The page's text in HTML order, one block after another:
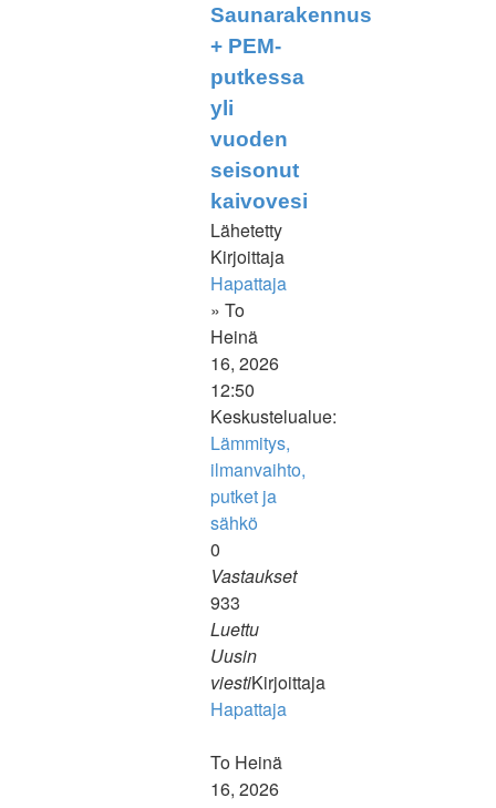
Saunarakennus
+ PEM-
putkessa
yli
vuoden
seisonut
kaivovesi
Lähetetty
Kirjoittaja
Hapattaja
» To
Heinä
16, 2026
12:50
Keskustelualue:
Lämmitys,
ilmanvaihto,
putket ja
sähkö
0
Vastaukset
933
Luettu
Uusin
viestiKirjoittaja
Hapattaja
Näytä
uusin
To Heinä
16, 2026